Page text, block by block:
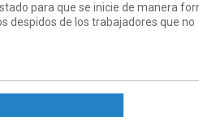
para que se inicie de manera
despidos de los trabajadores que no